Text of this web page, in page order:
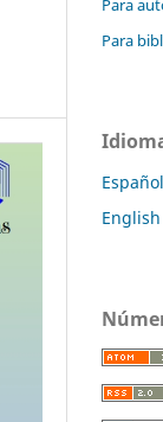
Para
Para
English